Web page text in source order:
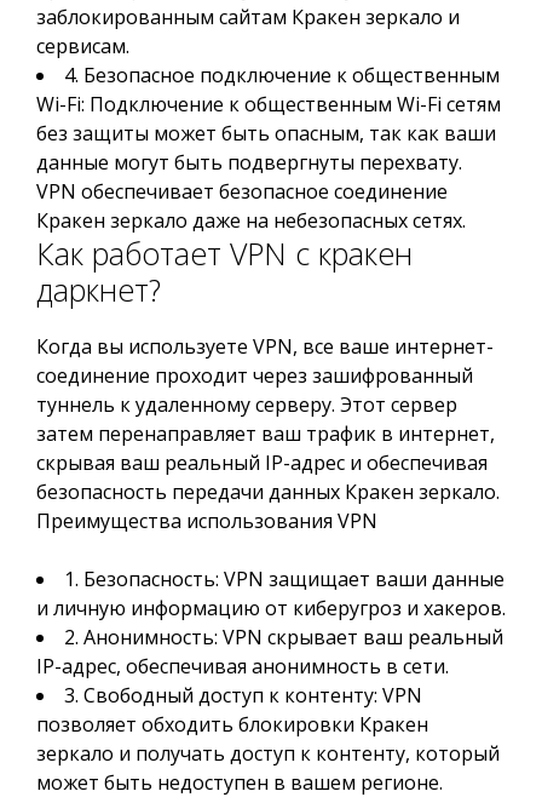
заблокированным сайтам Кракен зеркало и
сервисам.
4. Безопасное подключение к общественным
Wi-Fi: Подключение к общественным Wi-Fi сетям
без защиты может быть опасным, так как ваши
данные могут быть подвергнуты перехвату.
VPN обеспечивает безопасное соединение
Кракен зеркало даже на небезопасных сетях.
Как работает VPN с кракен
даркнет?
Когда вы используете VPN, все ваше интернет-
соединение проходит через зашифрованный
туннель к удаленному серверу. Этот сервер
затем перенаправляет ваш трафик в интернет,
скрывая ваш реальный IP-адрес и обеспечивая
безопасность передачи данных Кракен зеркало.
Преимущества использования VPN
1. Безопасность: VPN защищает ваши данные
и личную информацию от киберугроз и хакеров.
2. Анонимность: VPN скрывает ваш реальный
IP-адрес, обеспечивая анонимность в сети.
3. Свободный доступ к контенту: VPN
позволяет обходить блокировки Кракен
зеркало и получать доступ к контенту, который
может быть недоступен в вашем регионе.